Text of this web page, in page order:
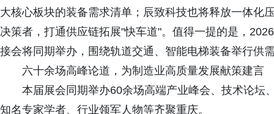
大核心板块的装备需求清单；辰致科技也将释放一体化
决策者，打通供应链拓展"快车道"。值得一提的是，
接会将同期举办，围绕轨道交通、智能电梯装备举行供
六十余场高峰论道，为制造业高质量发展献策建言
本届展会同期举办60余场高端产业峰会、技术论坛
知名专家学者、行业领军人物等齐聚重庆。